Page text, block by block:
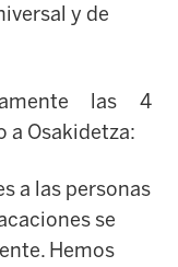
y de
las 4
a Osakidetza:
a las personas
se
Hemos